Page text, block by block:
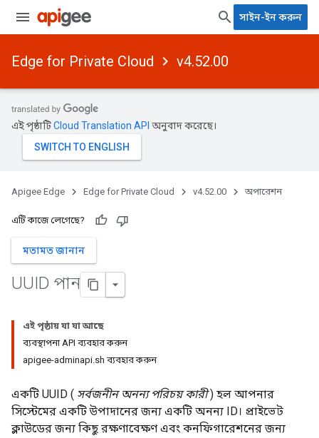
সাইন-ইন করুন
Edge for Private Cloud v4.52.00
এই পৃষ্ঠাটিCloud Translation API অনুবাদ করেছে।
Apigee Edge Edge for Private Cloud v4.52.00 অপারেশন
এটি কাজে লেগেছে?
মতামত জানান
UUID পান
এই পৃষ্ঠায় যা যা আছে
ব্যবস্থাপনা API ব্যবহার করুন
apigee-adminapi.sh ব্যবহার করুন
একটি UUID ( সর্বজনীন অনন্য পরিচয় কারী) হল আপনার
সিস্টেমের একটি উপাদানের জন্য একটি অনন্য ID। প্রাইভেট
ক্লাউডের জন্য কিছু রক্ষণাবেক্ষণ এবং কনফিগারেশনের জন্য